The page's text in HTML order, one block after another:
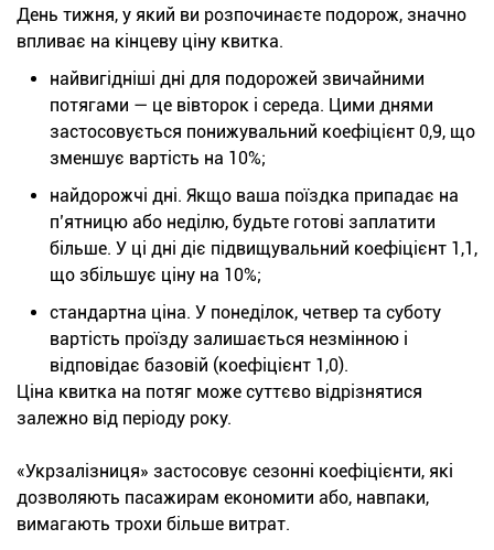
День тижня, у який ви розпочинаєте подорож, значно
впливає на кінцеву ціну квитка.
найвигідніші дні для подорожей звичайними
потягами — це вівторок і середа. Цими днями
застосовується понижувальний коефіцієнт 0,9, що
зменшує вартість на 10%;
найдорожчі дні. Якщо ваша поїздка припадає на
п’ятницю або неділю, будьте готові заплатити
більше. У ці дні діє підвищувальний коефіцієнт 1,1,
що збільшує ціну на 10%;
стандартна ціна. У понеділок, четвер та суботу
вартість проїзду залишається незмінною і
відповідає базовій (коефіцієнт 1,0).
Ціна квитка на потяг може суттєво відрізнятися
залежно від періоду року.
«Укрзалізниця» застосовує сезонні коефіцієнти, які
дозволяють пасажирам економити або, навпаки,
вимагають трохи більше витрат.